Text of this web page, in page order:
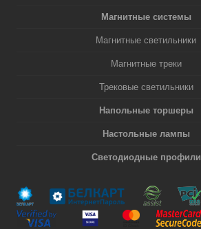
Магнитные системы
Магнитные светильники
Магнитные треки
Трековые светильники
Напольные торшеры
Настольные лампы
Светодиодные профили